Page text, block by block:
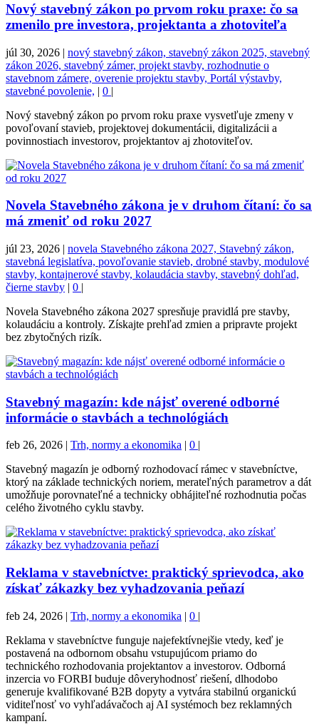
Nový stavebný zákon po prvom roku praxe: čo sa
zmenilo pre investora, projektanta a zhotoviteľa
júl 30, 2026 | nový stavebný zákon, stavebný zákon 2025, stavebný
zákon 2026, stavebný zámer, projekt stavby, rozhodnutie o
stavebnom zámere, overenie projektu stavby, Portál výstavby,
stavebné povolenie, | 0 |
Nový stavebný zákon po prvom roku praxe vysvetľuje zmeny v
povoľovaní stavieb, projektovej dokumentácii, digitalizácii a
povinnostiach investorov, projektantov aj zhotoviteľov.
Novela Stavebného zákona je v druhom čítaní: čo sa
má zmeniť od roku 2027
júl 23, 2026 | novela Stavebného zákona 2027, Stavebný zákon,
stavebná legislatíva, povoľovanie stavieb, drobné stavby, modulové
stavby, kontajnerové stavby, kolaudácia stavby, stavebný dohľad,
čierne stavby | 0 |
Novela Stavebného zákona 2027 spresňuje pravidlá pre stavby,
kolaudáciu a kontroly. Získajte prehľad zmien a pripravte projekt
bez zbytočných rizík.
Stavebný magazín: kde nájsť overené odborné
informácie o stavbách a technológiách
feb 26, 2026 | Trh, normy a ekonomika | 0 |
Stavebný magazín je odborný rozhodovací rámec v stavebníctve,
ktorý na základe technických noriem, merateľných parametrov a dát
umožňuje porovnateľné a technicky obhájiteľné rozhodnutia počas
celého životného cyklu stavby.
Reklama v stavebníctve: praktický sprievodca, ako
získať zákazky bez vyhadzovania peňazí
feb 24, 2026 | Trh, normy a ekonomika | 0 |
Reklama v stavebníctve funguje najefektívnejšie vtedy, keď je
postavená na odbornom obsahu vstupujúcom priamo do
technického rozhodovania projektantov a investorov. Odborná
inzercia vo FORBI buduje dôveryhodnosť riešení, dlhodobo
generuje kvalifikované B2B dopyty a vytvára stabilnú organickú
viditeľnosť vo vyhľadávačoch aj AI systémoch bez reklamných
kampaní.